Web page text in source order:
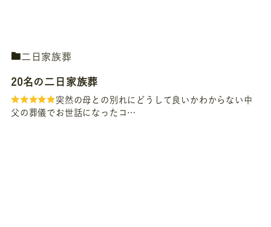
二日家族葬
20名の二日家族葬
突然の母との別れにどうして良いかわからない中
父の葬儀でお世話になったコ…